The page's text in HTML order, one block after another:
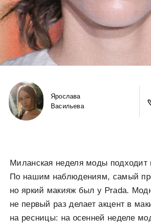
Ярослава
Васильева
Миланская неделя моды подходит
По нашим наблюдениям, самый
но яркий макияж был у Prada.
не первый раз делает акцент в
на ресницы: на осенней неделе